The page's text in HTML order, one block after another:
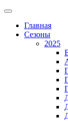
Главная
Сезоны
2025